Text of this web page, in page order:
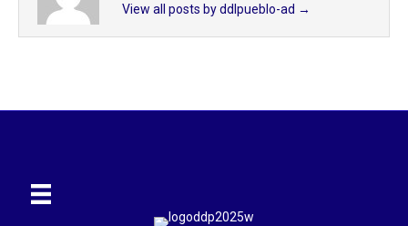
View all posts by ddlpueblo-ad →